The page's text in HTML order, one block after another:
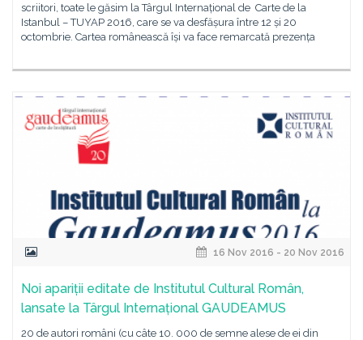
scriitori, toate le găsim la Târgul Internațional de Carte de la
Istanbul – TUYAP 2016, care se va desfășura între 12 și 20
octombrie. Cartea românească își va face remarcată prezența
16 Nov 2016 - 20 Nov 2016
Noi apariții editate de Institutul Cultural Român,
lansate la Târgul Internațional GAUDEAMUS
20 de autori români (cu câte 10. 000 de semne alese de ei din